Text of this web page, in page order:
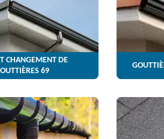
CHANGEMENT DE
69